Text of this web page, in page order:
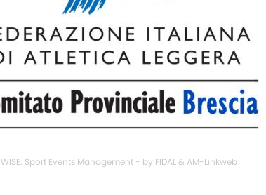
WISE: Sport Events Management - by FIDAL & AM-Linkweb